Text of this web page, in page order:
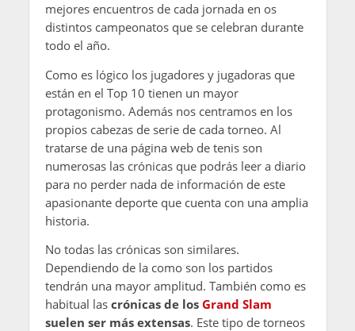
mejores encuentros de cada jornada en os
distintos campeonatos que se celebran durante
todo el año.
Como es lógico los jugadores y jugadoras que
están en el Top 10 tienen un mayor
protagonismo. Además nos centramos en los
propios cabezas de serie de cada torneo. Al
tratarse de una página web de tenis son
numerosas las crónicas que podrás leer a diario
para no perder nada de información de este
apasionante deporte que cuenta con una amplia
historia.
No todas las crónicas son similares.
Dependiendo de la como son los partidos
tendrán una mayor amplitud. También como es
habitual las crónicas de los Grand Slam
suelen ser más extensas. Este tipo de torneos